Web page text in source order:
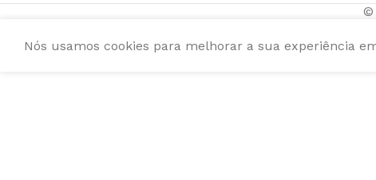
©
Nós usamos cookies para melhorar a sua experiência